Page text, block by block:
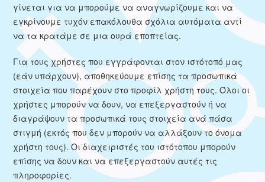
γίνεται για να μπορούμε να αναγνωρίζουμε και να
εγκρίνουμε τυχόν επακόλουθα σχόλια αυτόματα αντί
να τα κρατάμε σε μια ουρά εποπτείας.
Για τους χρήστες που εγγράφονται στον ιστότοπό μας
(εάν υπάρχουν), αποθηκεύουμε επίσης τα προσωπικά
στοιχεία που παρέχουν στο προφίλ χρήστη τους. Όλοι οι
χρήστες μπορούν να δουν, να επεξεργαστούν ή να
διαγράψουν τα προσωπικά τους στοιχεία ανά πάσα
στιγμή (εκτός που δεν μπορούν να αλλάξουν το όνομα
χρήστη τους). Οι διαχειριστές του ιστότοπου μπορούν
επίσης να δουν και να επεξεργαστούν αυτές τις
πληροφορίες.